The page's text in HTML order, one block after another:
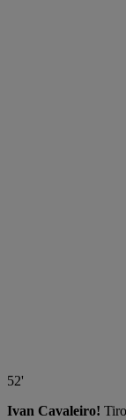
52'
Ivan Cavaleiro!